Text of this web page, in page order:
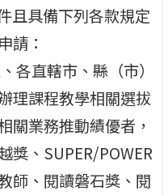
且具備下列各款規定
請：
各直轄市、縣（市）
理課程教學相關選拔
關業務推動績優者，
獎、SUPER/POWER
師、閱讀磐石獎、閱